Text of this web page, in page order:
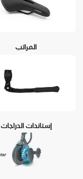
المراتب
إستاندات الدراجات